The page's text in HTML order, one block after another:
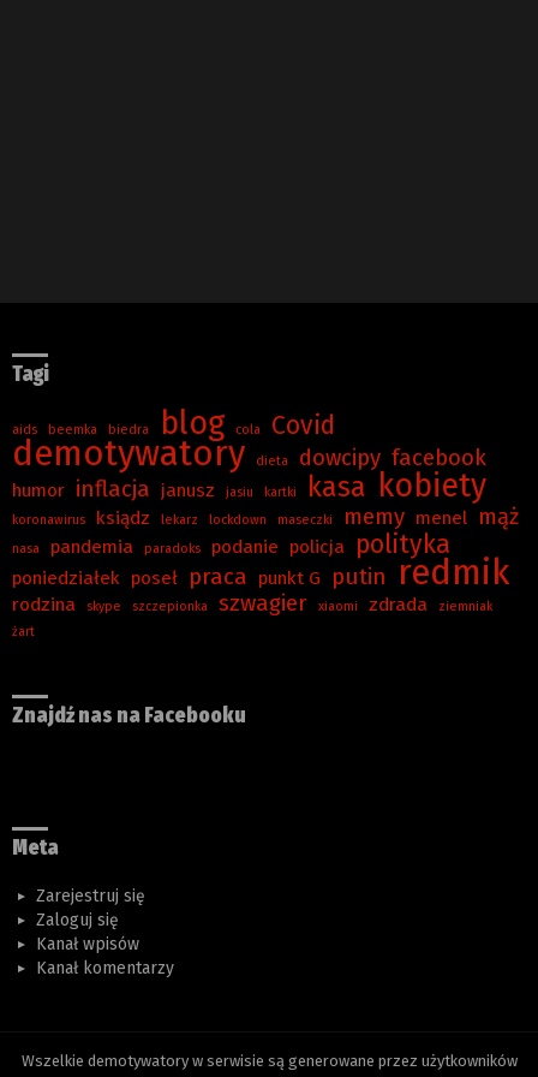
Tagi
aids beemka biedra blog cola Covid
demotywatory dieta dowcipy facebook
humor inflacja janusz jasiu kartki kasa kobiety
koronawirus ksiądz lekarz lockdown maseczki memy menel mąż
nasa pandemia paradoks podanie policja polityka
poniedziałek poseł praca punkt G putin redmik
rodzina skype szczepionka szwagier xiaomi zdrada
ziemniak
żart
Znajdź nas na Facebooku
Meta
Zarejestruj się
Zaloguj się
Kanał wpisów
Kanał komentarzy
Wszelkie demotywatory w serwisie są generowane przez użytkowników